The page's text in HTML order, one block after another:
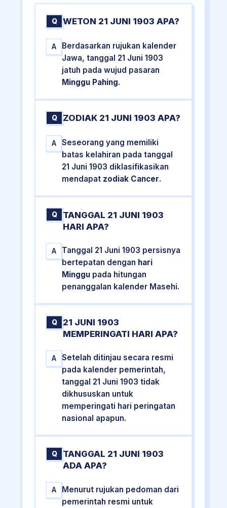
Q WETON 21 JUNI 1903 APA?
A
Berdasarkan rujukan kalender
Jawa, tanggal 21 Juni 1903
jatuh pada wujud pasaran
Minggu Pahing.
Q ZODIAK 21 JUNI 1903 APA?
A
Seseorang yang memiliki
batas kelahiran pada tanggal
21 Juni 1903 diklasifikasikan
mendapat zodiak Cancer.
Q
TANGGAL 21 JUNI 1903
HARI APA?
A
Tanggal 21 Juni 1903 persisnya
bertepatan dengan hari
Minggu pada hitungan
penanggalan kalender Masehi.
Q
21 JUNI 1903
MEMPERINGATI HARI APA?
A
Setelah ditinjau secara resmi
pada kalender pemerintah,
tanggal 21 Juni 1903 tidak
dikhususkan untuk
memperingati hari peringatan
nasional apapun.
Q
TANGGAL 21 JUNI 1903
ADA APA?
A
Menurut rujukan pedoman dari
pemerintah resmi untuk